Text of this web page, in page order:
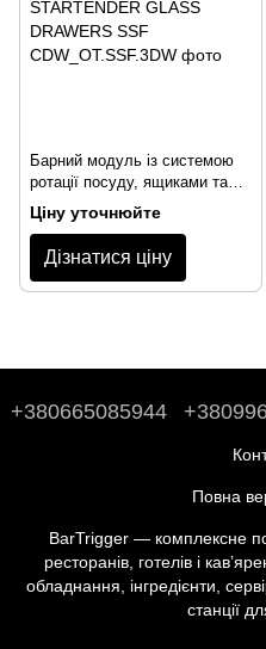
Барний модуль із системою
ротації посуду, ящиками та
краплезбірником
STARTENDER GLASS
DRAWERS SSF
Ціну уточнюйте
Дізнатися ціну
+380665085944
Повна
BarTrigger — комплексне
ресторанів, готелів і
обладнання, інгредієнти,
станції